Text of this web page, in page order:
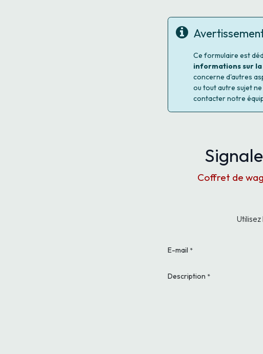
Ce formulaire est
informations sur la
concerne d'autres
ou tout autre sujet
contacter notre
Coffret de
E-mail *
Description *